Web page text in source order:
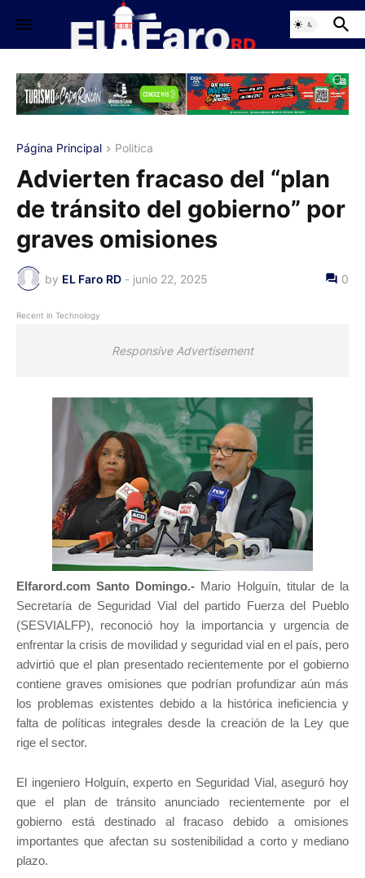
Página Principal Politica
Advierten fracaso del “plan
de tránsito del gobierno” por
graves omisiones
by EL Faro RD - junio 22, 2025 0
Recent in Technology
Responsive Advertisement
Elfarord.com Santo Domingo.- Mario Holguín, titular de la
Secretaría de Seguridad Vial del partido Fuerza del Pueblo
(SESVIALFP), reconoció hoy la importancia y urgencia de
enfrentar la crisis de movilidad y seguridad vial en el país, pero
advirtió que el plan presentado recientemente por el gobierno
contiene graves omisiones que podrían profundizar aún más
los problemas existentes debido a la histórica ineficiencia y
falta de políticas integrales desde la creación de la Ley que
rige el sector.
El ingeniero Holguín, experto en Seguridad Vial, aseguró hoy
que el plan de tránsito anunciado recientemente por el
gobierno está destinado al fracaso debido a omisiones
importantes que afectan su sostenibilidad a corto y mediano
plazo.